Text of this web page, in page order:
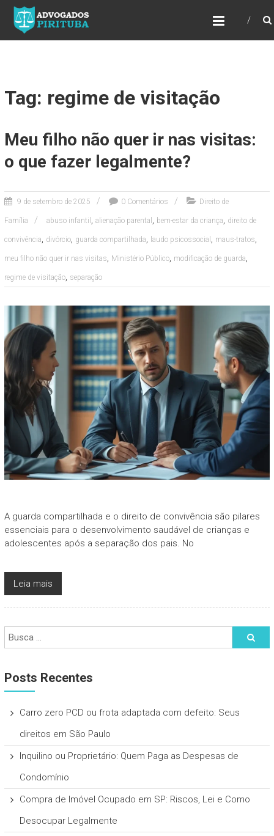
ADVOGADOS PIRITUBA
Precisando de advogado? Entre em contato!
Fazemos toda a assessoria que você
Tag: regime de visitação
Meu filho não quer ir nas visitas:
o que fazer legalmente?
9 de setembro de 2025 0 Comentários Direito de
Família abuso infantil , alienação parental , bem-estar da criança, direito de
convivência, divórcio, guarda compartilhada, laudo psicossocial , maus-tratos,
meu filho não quer ir nas visitas, Ministério Público, modificação de guarda,
regime de visitação, separação
A guarda compartilhada e o direito de convivência são pilares
essenciais para o desenvolvimento saudável de crianças e
adolescentes após a separação dos pais. No
Leia mais
Posts Recentes
Carro zero PCD ou frota adaptada com defeito: Seus
direitos em São Paulo
Inquilino ou Proprietário: Quem Paga as Despesas de
Condomínio
Compra de Imóvel Ocupado em SP: Riscos, Lei e Como
Desocupar Legalmente